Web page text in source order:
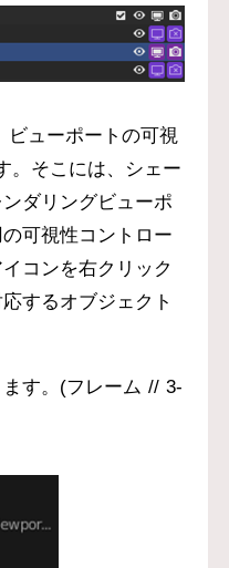
ビューポートの可視
。そこには、シェー
ダリングビューポ
可視性コントロー
コンを右クリック
するオブジェクト
す。(フレーム // 3-